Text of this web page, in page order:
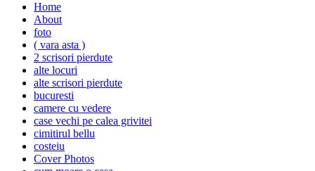
Home
About
foto
( vara asta )
2 scrisori pierdute
alte locuri
alte scrisori pierdute
bucuresti
camere cu vedere
case vechi pe calea grivitei
cimitirul bellu
costeiu
Cover Photos